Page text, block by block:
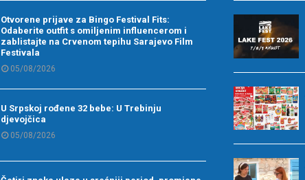
Otvorene prijave za Bingo Festival Fits:
Odaberite outfit s omiljenim influencerom i
zablistajte na Crvenom tepihu Sarajevo Film
Festivala
05/08/2026
U Srpskoj rođene 32 bebe: U Trebinju
djevojčica
05/08/2026